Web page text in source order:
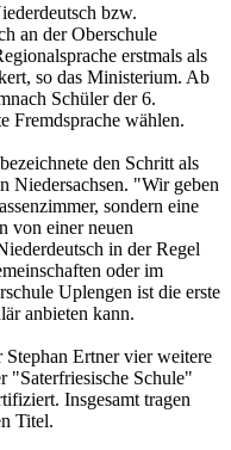
bzw.
an der Oberschule
erstmals als
so das Ministerium. Ab
Schüler der 6.
Fremdsprache wählen.
den Schritt als
Niedersachsen. "Wir geben
sondern eine
von einer neuen
in der Regel
oder im
Uplengen ist die erste
anbieten kann.
Stephan Ertner vier weitere
"Saterfriesische Schule"
Insgesamt tragen
Titel.